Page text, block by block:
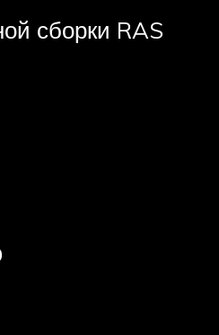
сборки RAS